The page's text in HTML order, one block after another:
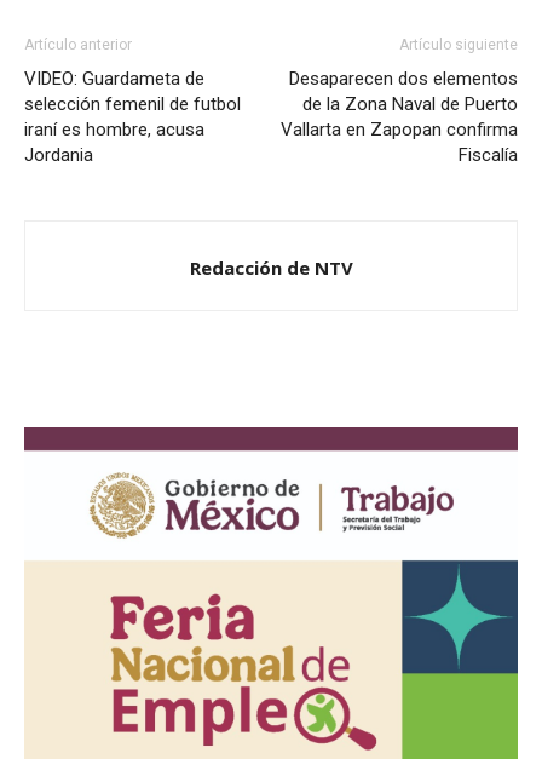
Artículo anterior
VIDEO: Guardameta de
selección femenil de futbol
iraní es hombre, acusa
Jordania
Artículo siguiente
Desaparecen dos elementos
de la Zona Naval de Puerto
Vallarta en Zapopan confirma
Fiscalía
Redacción de NTV